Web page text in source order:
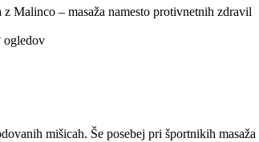
z Malinco – masaža namesto protivnetnih zdravil
ogledov
mišicah. Še posebej pri športnikih